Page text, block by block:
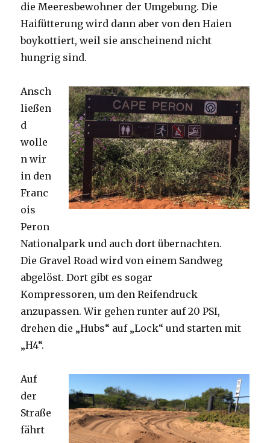
die Meeresbewohner der Umgebung. Die
Haifütterung wird dann aber von den Haien
boykottiert, weil sie anscheinend nicht
hungrig sind.
Ansch
ließen
d
wolle
n wir
in den
Franc
ois
Peron
Nationalpark und auch dort übernachten.
Die Gravel Road wird von einem Sandweg
abgelöst. Dort gibt es sogar
Kompressoren, um den Reifendruck
anzupassen. Wir gehen runter auf 20 PSI,
drehen die „Hubs“ auf „Lock“ und starten mit
„H4“.
Auf
der
Straße
fährt